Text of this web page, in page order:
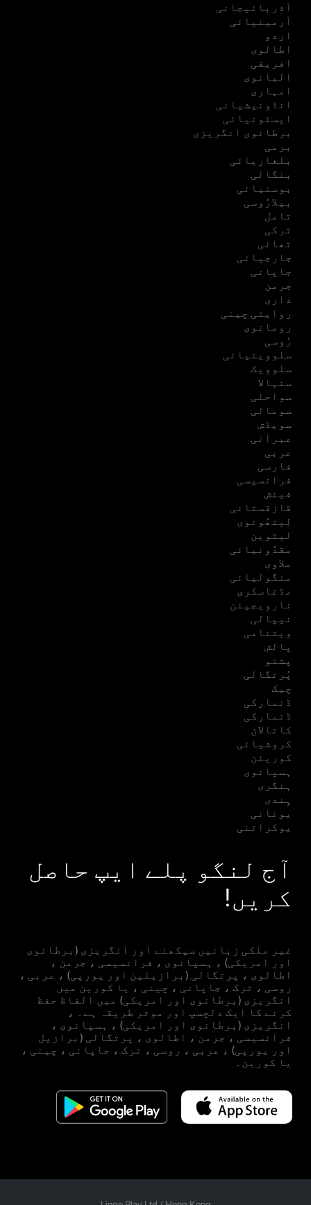
آذربائیجانی
آرمینیائی
اردو
اطالوی
افریقی
البانوی
امہاری
انڈونیشیائی
ایسٹونیائی
برطانوی انگریزی
برمی
بلغاریائی
بنگالی
بوسنیائی
بیلارُوسی
تامل
ترکی
تھائی
جارجیائی
جاپانی
جرمن
داری
روایتی چینی
رومانوی
رُوسی
سلووینیائی
سلوویک
سنہالا
سواحلی
سومالی
سویڈش
عبرانی
عربی
فارسی
فرانسیسی
فینش
قازقستانی
لِیتھُونوی
لیٹوین
مقدُونیائی
ملاوی
منگولیائی
مڈغاسکری
نارویجیئن
نیپالی
ویتنامی
پالش
پشتو
پُرتگالی
چیک
ڈنمارکی
ڈنمارکی
کاتالان
کروشیائی
کوریئن
ہسپانوی
ہنگری
ہِندی
یونانی
یوکرائنی
آج لنگو پلے ایپ حاصل
کریں!
غیر ملکی زبانیں سیکھنے اور انگریزی (برطانوی
اور امریکی) ، ہسپانوی ، فرانسیسی ، جرمن ،
اطالوی ، پرتگالی (برازیلین اور یورپی) ، عربی ،
روسی ، ترک ، جاپانی ، چینی ، یا کورین میں
انگریزی (برطانوی اور امریکی) میں الفاظ حفظ
کرنے کا ایک دلچسپ اور موثر طریقہ ہے۔ ،
انگریزی (برطانوی اور امریکی) ، ہسپانوی ،
فرانسیسی ، جرمن ، اطالوی ، پرتگالی (برازیل
اور یورپی) ، عربی ، روسی ، ترک ، جاپانی ، چینی ،
یا کورین۔